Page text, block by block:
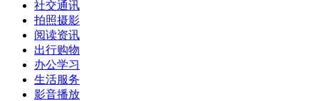
社交通讯
拍照摄影
阅读资讯
出行购物
办公学习
生活服务
影音播放